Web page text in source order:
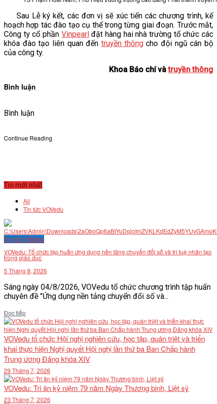
Sau Lễ ký kết, các đơn vị sẽ xúc tiến các chương trình, kế
hoạch hợp tác đào tạo cụ thể trong từng giai đoạn. Trước mắt,
Công ty cổ phần Vinpearlđặt hàng hai nhà trường tổ chức các
khóa đào tạo liên quan đến truyền thôngcho đội ngũ cán bộ
của công ty.
Khoa Báo chí vàtruyền thông
Bình luận
Bình luận
Continue Reading
Tin mới nhất
All
Tin tức VOVedu
Tin tức VOVedu
VOVedu: Tổ chức tập huấn ứng dụng nền tảng chuyển đổi số và trí tuệ nhân tạo
trong giáo dục
5 Tháng 8, 2026
Sáng ngày 04/8/2026, VOVedu tổ chức chương trình tập huấn
chuyên đề "Ứng dụng nền tảng chuyển đổi số và...
Đọc tiếpDetails
VOVedu tổ chức Hội nghị nghiên cứu, học tập, quán triệt và triển
khai thực hiện Nghị quyết Hội nghị lần thứ ba Ban Chấp hành
Trung ương Đảng khóa XIV
29 Tháng 7, 2026
VOVedu: Tri ân kỷ niệm 79 năm Ngày Thương binh, Liệt sỹ
23 Tháng 7, 2026